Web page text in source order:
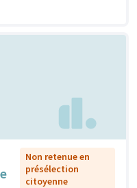
Non retenue en
présélection
citoyenne